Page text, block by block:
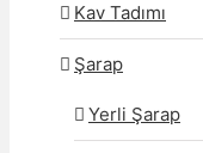
Kav Tadımı
Şarap
Yerli Şarap